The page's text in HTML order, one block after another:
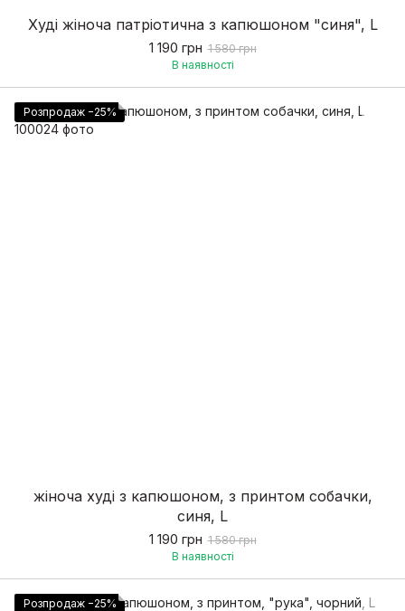
Худі жіноча патріотична з капюшоном "синя", L
1 190 грн 1 580 грн
В наявності
Розпродаж −25%
жіноча худі з капюшоном, з принтом собачки,
синя, L
1 190 грн 1 580 грн
В наявності
Розпродаж −25%